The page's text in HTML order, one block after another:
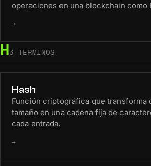
operaciones en una blockchain como
→
H3 TÉRMINOS
Hash
Función criptográfica que transforma
tamaño en una cadena fija de
cada entrada.
→